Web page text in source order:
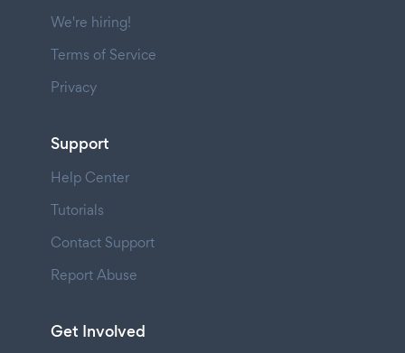
We're hiring!
Terms of Service
Privacy
Support
Help Center
Tutorials
Contact Support
Report Abuse
Get Involved